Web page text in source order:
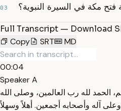
03 فتح مكة في السيرة النبوية؟
Full Transcript — Download
Copy
SRT MD
00:04
Speaker A
الحمد لله رب العالمين، وصلى الله
آله وأصحابه أجمعين. أهلاً وسهلاً